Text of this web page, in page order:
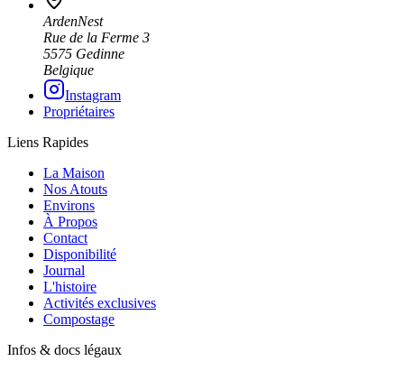
ArdenNest
Rue de la Ferme 3
5575 Gedinne
Belgique
Instagram
Propriétaires
Liens Rapides
La Maison
Nos Atouts
Environs
À Propos
Contact
Disponibilité
Journal
L'histoire
Activités exclusives
Compostage
Infos & docs légaux